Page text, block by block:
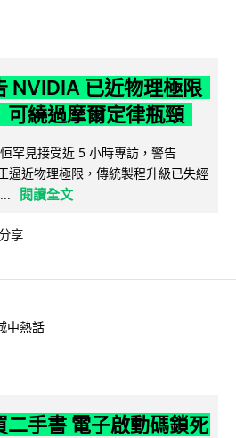
NVIDIA 已近物理極限
可繞過摩爾定律瓶頸
罕見接受近 5 小時專訪，警告
逼近物理極限，傳統製程升級已失經
閱讀全文
享
中熱話
二手書 電子啟動碼鎖死